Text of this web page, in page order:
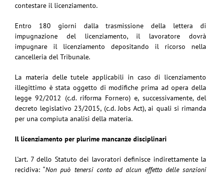
contestare il licenziamento.
Entro 180 giorni dalla trasmissione della lettera di
impugnazione del licenziamento, il lavoratore dovrà
impugnare il licenziamento depositando il ricorso nella
cancelleria del Tribunale.
La materia delle tutele applicabili in caso di licenziamento
illegittimo è stata oggetto di modifiche prima ad opera della
legge 92/2012 (c.d. riforma Fornero) e, successivamente, del
decreto legislativo 23/2015, (c.d. Jobs Act), ai quali si rimanda
per una compiuta analisi della materia.
Il licenziamento per plurime mancanze disciplinari
L’art. 7 dello Statuto dei lavoratori definisce indirettamente la
recidiva: “Non può tenersi conto ad alcun effetto delle sanzioni